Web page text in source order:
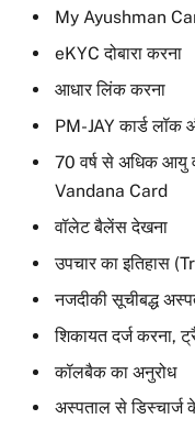
My Ayushman
eKYC दोबारा करना
आधार लिंक करना
PM-JAY कार्ड
70 वर्ष से अधिक आयु
Vandana Card
वॉलेट बैलेंस देखना
उपचार का इतिहास
नजदीकी सूचीबद्ध
शिकायत दर्ज करना,
कॉलबैक का अनुरोध
अस्पताल से डिस्चार्ज